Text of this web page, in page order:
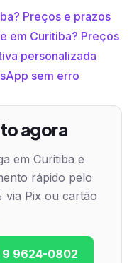
Preços e prazos
em Curitiba? Preços
personalizada
sem erro
agora
em Curitiba e
rápido pelo
via Pix ou cartão
9 9624-0802